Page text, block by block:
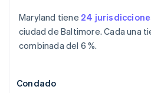
Maryland tiene 24
ciudad de Baltimore. Cada una
combinada del 6 %.
Condado